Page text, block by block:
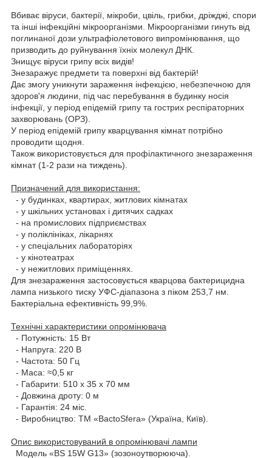
Вбиває віруси, бактерії, мікроби, цвіль, грибки, дріжджі, спори
та інші інфекційні мікроорганізми. Мікроорганізми гинуть від
поглинаної дози ультрафіолетового випромінювання, що
призводить до руйнування їхніх молекул ДНК.
Знищує віруси грипу всіх видів!
Знезаражує предмети та поверхні від бактерій!
Дає змогу уникнути зараження інфекцією, небезпечною для
здоров'я людини, під час перебування в будинку носія
інфекції, у період епідемій грипу та гострих респіраторних
захворювань (ОРЗ).
У період епідемій грипу кварцування кімнат потрібно
проводити щодня.
Також використовується для профілактичного знезараження
кімнат (1-2 рази на тиждень).
Призначений для використання:
- у будинках, квартирах, житлових кімнатах
- у шкільних установах і дитячих садках
- на промислових підприємствах
- у поліклініках, лікарнях
- у спеціальних лабораторіях
- у кінотеатрах
- у нежитлових приміщеннях.
Для знезараження застосовується кварцова бактерицидна
лампа низького тиску УФС-діапазона з піком 253,7 нм.
Бактеріальна ефективність 99,9%.
Технічні характеристики опромінювача
- Потужність: 15 Вт
- Напруга: 220 В
- Частота: 50 Гц
- Маса: ≈0,5 кг
- Габарити: 510 x 35 x 70 мм
- Довжина дроту: 0 м
- Гарантія: 24 міс.
- Виробництво: ТМ «BactoSfera» (Україна, Київ).
Опис використовуваний в опромінювачі лампи
Модель «BS 15W G13» (зозоноутворююча).